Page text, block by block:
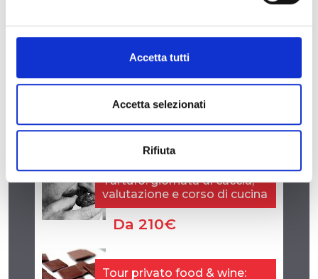
Accetta tutti
Accetta selezionati
Rifiuta